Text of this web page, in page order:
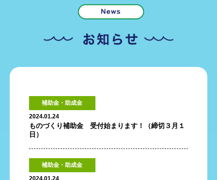
補助金・助成金
2024.01.24
ものづくり補助金 受付始まります！（締切３月１
日）
補助金・助成金
2024.01.24